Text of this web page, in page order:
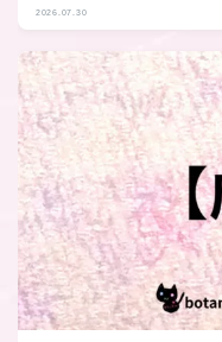
2026.07.30